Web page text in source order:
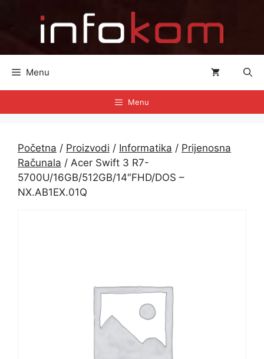
Menu
Menu
Početna / Proizvodi / Informatika / Prijenosna
Računala / Acer Swift 3 R7-
5700U/16GB/512GB/14″FHD/DOS –
NX.AB1EX.01Q